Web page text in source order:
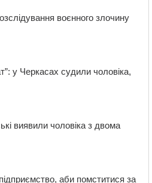
воєнного злочину
у Черкасах судили чоловіка,
виявили чоловіка з двома
аби помститися за